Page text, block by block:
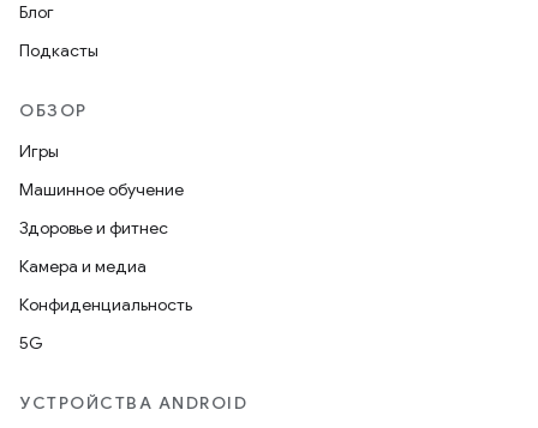
Блог
Подкасты
ОБЗОР
Игры
Машинное обучение
Здоровье и фитнес
Камера и медиа
Конфиденциальность
5G
УСТРОЙСТВА ANDROID